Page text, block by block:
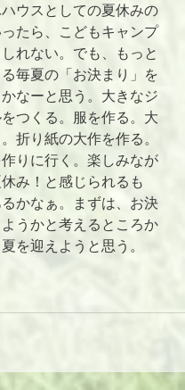
ウスとしての夏休みの
たら、こどもキャンプ
れない。でも、もっと
毎夏の「お決まり」を
なーと思う。大きなジ
つくる。服を作る。大
折り紙の大作を作る。
りに行く。楽しみなが
み！と感じられるも
かなぁ。まずは、お決
うかと考えるところか
を迎えようと思う。